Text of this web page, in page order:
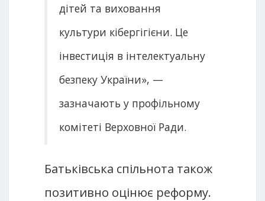
дітей та виховання
культури кібергігієни. Це
інвестиція в інтелектуальну
безпеку України», —
зазначають у профільному
комітеті Верховної Ради.
Батьківська спільнота також
позитивно оцінює реформу.